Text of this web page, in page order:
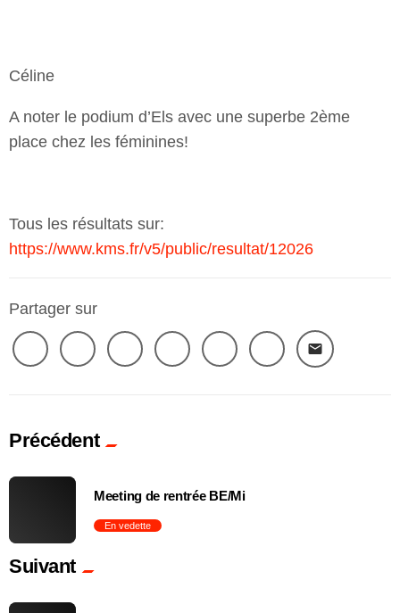
Céline
A noter le podium d’Els avec une superbe 2ème
place chez les féminines!
Tous les résultats sur:
https://www.kms.fr/v5/public/resultat/12026
Partager sur
email
Précédent
trending_flat
Meeting de rentrée BE/Mi
En vedette
Suivant